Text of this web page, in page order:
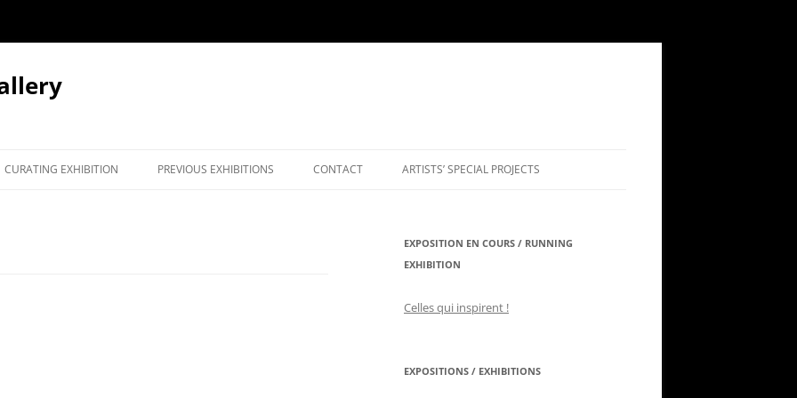
CURATING EXHIBITION PREVIOUS EXHIBITIONS CONTACT ARTISTS’ SPECIAL PROJECTS
NFT & DIGITAL ARTWORKS SINCE
2003
EXPOSITION EN COURS / RUNNING
EXHIBITION
Celles qui inspirent !
EXPOSITIONS / EXHIBITIONS